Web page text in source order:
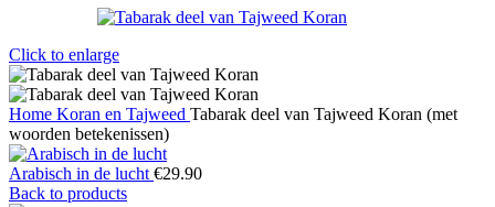
Click to enlarge
Home Koran en Tajweed Tabarak deel van Tajweed Koran (met
woorden betekenissen)
Arabisch in de lucht €29.90
Back to products